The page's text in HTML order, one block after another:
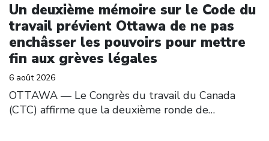
Un deuxième mémoire sur le Code du
travail prévient Ottawa de ne pas
enchâsser les pouvoirs pour mettre
fin aux grèves légales
6 août 2026
OTTAWA — Le Congrès du travail du Canada
(CTC) affirme que la deuxième ronde de…